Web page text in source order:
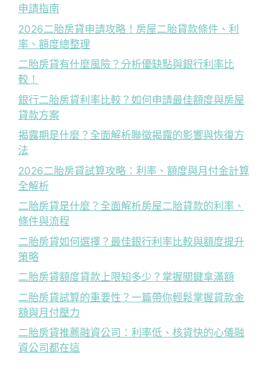
申請指南
2026二胎房貸申請攻略！房屋二胎貸款條件、利
率、額度總整理
二胎房貸有什麼風險？分析優缺點與銀行利率比
較！
銀行二胎房貸利率比較？如何申請最佳額度與房屋
貸款方案
揭露期是什麼？全面解析聯徵揭露的影響與恢復方
法
2026二胎房貸試算攻略：利率、額度與月付金計算
全解析
二胎房貸是什麼？全面解析房屋二胎貸款的利率、
條件與流程
二胎房貸如何選擇？最佳銀行利率比較與額度提升
策略
二胎房貸額度貸款上限知多少？掌握關鍵拿滿額
二胎房貸試算的重要性？一篇帶你輕鬆掌握貸款金
額與月付壓力
二胎房貸推薦融資公司：利率低、核貸快的心儀融
資公司都在這